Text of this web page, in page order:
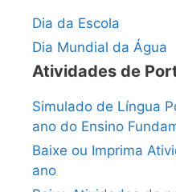
Dia da Escola
Dia Mundial da Água
Atividades de
Simulado de Língua
ano do Ensino
Baixe ou Imprima
ano